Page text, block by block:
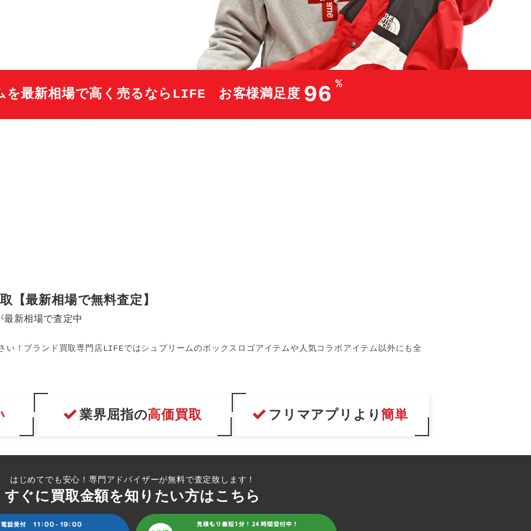
を最新相場で高く売るならLIFE お客様満足度 96 %
最新相場で無料査定】
新相場で査定中
！ブランド買取専門店LIFEではシュプリームのボックスロゴアイテムや人気コラボアイテム以外にも全
業界屈指の高価買取 フリマアプリより簡単
はじめてでも安心！専門アドバイザーが無料で査定致します！
すぐに買取金額を知りたい方はこちら